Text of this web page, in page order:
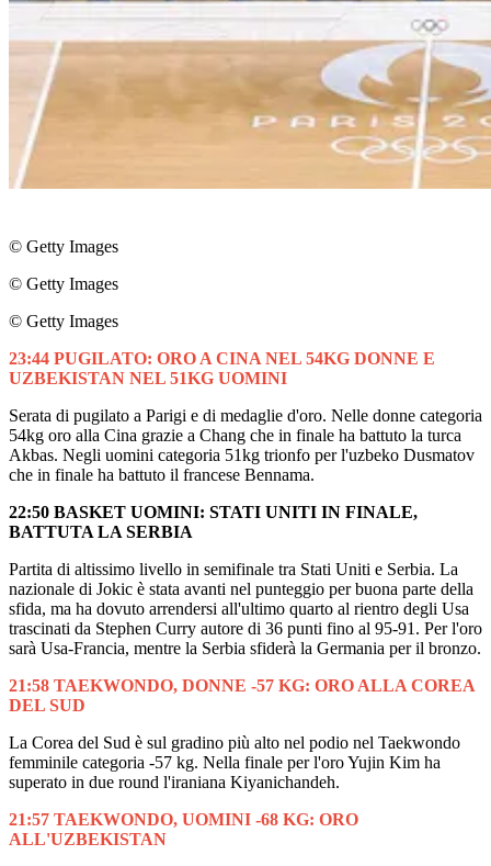
© Getty Images
© Getty Images
© Getty Images
23:44 PUGILATO: ORO A CINA NEL 54KG DONNE E
UZBEKISTAN NEL 51KG UOMINI
Serata di pugilato a Parigi e di medaglie d'oro. Nelle donne categoria
54kg oro alla Cina grazie a Chang che in finale ha battuto la turca
Akbas. Negli uomini categoria 51kg trionfo per l'uzbeko Dusmatov
che in finale ha battuto il francese Bennama.
22:50 BASKET UOMINI: STATI UNITI IN FINALE,
BATTUTA LA SERBIA
Partita di altissimo livello in semifinale tra Stati Uniti e Serbia. La
nazionale di Jokic è stata avanti nel punteggio per buona parte della
sfida, ma ha dovuto arrendersi all'ultimo quarto al rientro degli Usa
trascinati da Stephen Curry autore di 36 punti fino al 95-91. Per l'oro
sarà Usa-Francia, mentre la Serbia sfiderà la Germania per il bronzo.
21:58 TAEKWONDO, DONNE -57 KG: ORO ALLA COREA
DEL SUD
La Corea del Sud è sul gradino più alto nel podio nel Taekwondo
femminile categoria -57 kg. Nella finale per l'oro Yujin Kim ha
superato in due round l'iraniana Kiyanichandeh.
21:57 TAEKWONDO, UOMINI -68 KG: ORO
ALL'UZBEKISTAN